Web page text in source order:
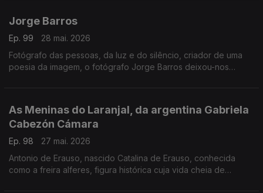
de ter um livro na mão.
Jorge Barros
Ep. 99
28 mai. 2026
Fotógrafo das pessoas, da luz e do silêncio, criador de uma
poesia da imagem, o fotógrafo Jorge Barros deixou-nos
As Meninas do Laranjal, da argentina Gabriela
Cabezón Cámara
Ep. 98
27 mai. 2026
Antonio de Erauso, nascido Catalina de Erauso, conhecida
como a freira alferes, figura histórica cuja vida cheia de